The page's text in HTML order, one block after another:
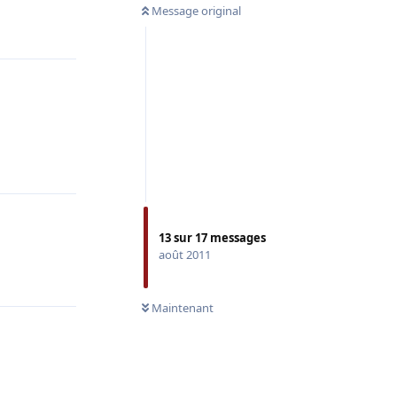
Message original
13sur 17 messages
août 2011
Maintenant